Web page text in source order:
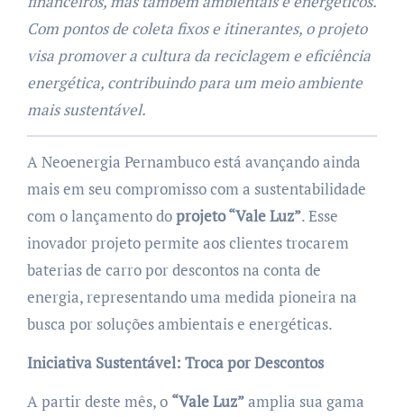
Com pontos de coleta fixos e itinerantes, o projeto
visa promover a cultura da reciclagem e eficiência
energética, contribuindo para um meio ambiente
mais sustentável.
A Neoenergia Pernambuco está avançando ainda
mais em seu compromisso com a sustentabilidade
com o lançamento doprojeto “Vale Luz”. Esse
inovador projeto permite aos clientes trocarem
baterias de carro por descontos na conta de
energia, representando uma medida pioneira na
busca por soluções ambientais e energéticas.
Iniciativa Sustentável: Troca por Descontos
A partir deste mês, o “Vale Luz”amplia sua gama